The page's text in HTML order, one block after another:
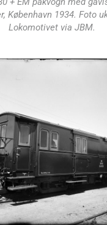
København 1934. Foto
Lokomotivet via JBM.